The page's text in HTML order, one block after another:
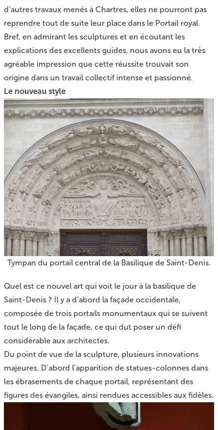
d’autres travaux menés à Chartres, elles ne pourront pas
reprendre tout de suite leur place dans le Portail royal.
Bref, en admirant les sculptures et en écoutant les
explications des excellents guides, nous avons eu la très
agréable impression que cette réussite trouvait son
origine dans un travail collectif intense et passionné.
Le nouveau style
Tympan du portail central de la Basilique de Saint-Denis.
Quel est ce nouvel art qui voit le jour à la basilique de
Saint-Denis ? Il y a d’abord la façade occidentale,
composée de trois portails monumentaux qui se suivent
tout le long de la façade, ce qui dut poser un défi
considérable aux architectes.
Du point de vue de la sculpture, plusieurs innovations
majeures. D’abord l’apparition de statues-colonnes dans
les ébrasements de chaque portail, représentant des
figures des évangiles, ainsi rendues accessibles aux fidèles.